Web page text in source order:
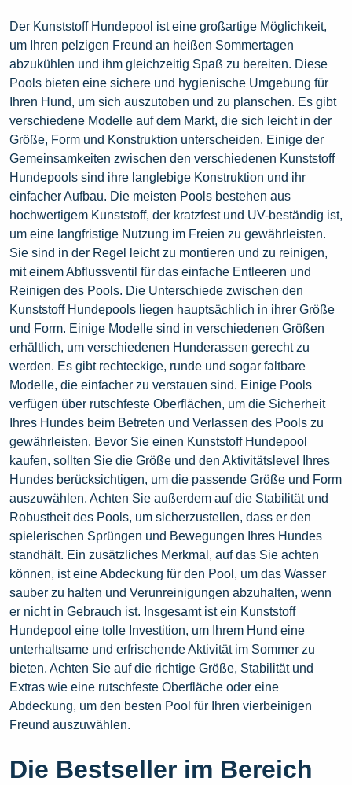
Der Kunststoff Hundepool ist eine großartige Möglichkeit,
um Ihren pelzigen Freund an heißen Sommertagen
abzukühlen und ihm gleichzeitig Spaß zu bereiten. Diese
Pools bieten eine sichere und hygienische Umgebung für
Ihren Hund, um sich auszutoben und zu planschen. Es gibt
verschiedene Modelle auf dem Markt, die sich leicht in der
Größe, Form und Konstruktion unterscheiden. Einige der
Gemeinsamkeiten zwischen den verschiedenen Kunststoff
Hundepools sind ihre langlebige Konstruktion und ihr
einfacher Aufbau. Die meisten Pools bestehen aus
hochwertigem Kunststoff, der kratzfest und UV-beständig ist,
um eine langfristige Nutzung im Freien zu gewährleisten.
Sie sind in der Regel leicht zu montieren und zu reinigen,
mit einem Abflussventil für das einfache Entleeren und
Reinigen des Pools. Die Unterschiede zwischen den
Kunststoff Hundepools liegen hauptsächlich in ihrer Größe
und Form. Einige Modelle sind in verschiedenen Größen
erhältlich, um verschiedenen Hunderassen gerecht zu
werden. Es gibt rechteckige, runde und sogar faltbare
Modelle, die einfacher zu verstauen sind. Einige Pools
verfügen über rutschfeste Oberflächen, um die Sicherheit
Ihres Hundes beim Betreten und Verlassen des Pools zu
gewährleisten. Bevor Sie einen Kunststoff Hundepool
kaufen, sollten Sie die Größe und den Aktivitätslevel Ihres
Hundes berücksichtigen, um die passende Größe und Form
auszuwählen. Achten Sie außerdem auf die Stabilität und
Robustheit des Pools, um sicherzustellen, dass er den
spielerischen Sprüngen und Bewegungen Ihres Hundes
standhält. Ein zusätzliches Merkmal, auf das Sie achten
können, ist eine Abdeckung für den Pool, um das Wasser
sauber zu halten und Verunreinigungen abzuhalten, wenn
er nicht in Gebrauch ist. Insgesamt ist ein Kunststoff
Hundepool eine tolle Investition, um Ihrem Hund eine
unterhaltsame und erfrischende Aktivität im Sommer zu
bieten. Achten Sie auf die richtige Größe, Stabilität und
Extras wie eine rutschfeste Oberfläche oder eine
Abdeckung, um den besten Pool für Ihren vierbeinigen
Freund auszuwählen.
Die Bestseller im Bereich